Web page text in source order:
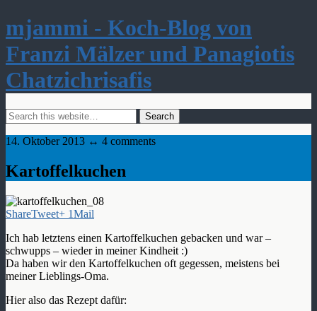
mjammi - Koch-Blog von
Franzi Mälzer und Panagiotis
Chatzichrisafis
14. Oktober 2013 ↔ 4 comments
Kartoffelkuchen
ShareTweet+ 1Mail
Ich hab letztens einen Kartoffelkuchen gebacken und war –
schwupps – wieder in meiner Kindheit :)
Da haben wir den Kartoffelkuchen oft gegessen, meistens bei
meiner Lieblings-Oma.
Hier also das Rezept dafür: